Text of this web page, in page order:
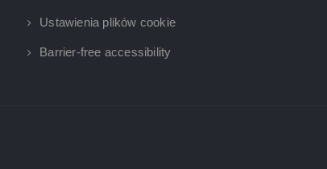
Ustawienia plików cookie
Barrier-free accessibility